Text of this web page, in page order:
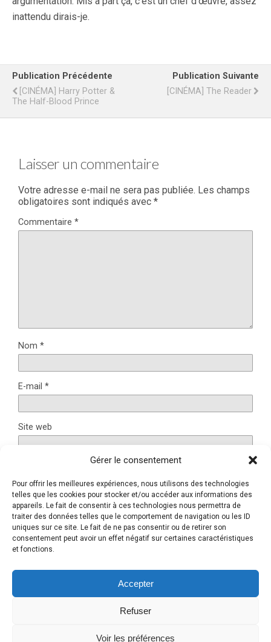
Gérer le consentement
Pour offrir les meilleures expériences, nous utilisons des technologies
telles que les cookies pour stocker et/ou accéder aux informations des
appareils. Le fait de consentir à ces technologies nous permettra de
traiter des données telles que le comportement de navigation ou les ID
uniques sur ce site. Le fait de ne pas consentir ou de retirer son
consentement peut avoir un effet négatif sur certaines caractéristiques
et fonctions.
Accepter
Refuser
Voir les préférences
inattendu dirais-je.
Publication Précédente
[CINÉMA] Harry Potter &
The Half-Blood Prince
Publication Suivante
[CINÉMA] The Reader
Laisser un commentaire
Votre adresse e-mail ne sera pas publiée. Les champs
obligatoires sont indiqués avec *
Commentaire *
Nom *
E-mail *
Site web
Ce site utilise Akismet pour réduire les indésirables.En
savoir plus sur la façon dont les données de vos
commentaires sont traitées.
Retour au début